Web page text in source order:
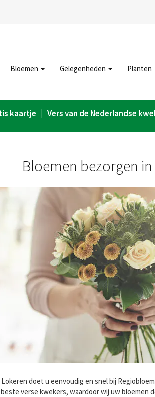
Bloemen Gelegenheden Planten
kaartje | Vers van de Nederlandse
Bloemen bezorgen
doet u eenvoudig en snel bij
verse kwekers, waardoor wij uw bloemen